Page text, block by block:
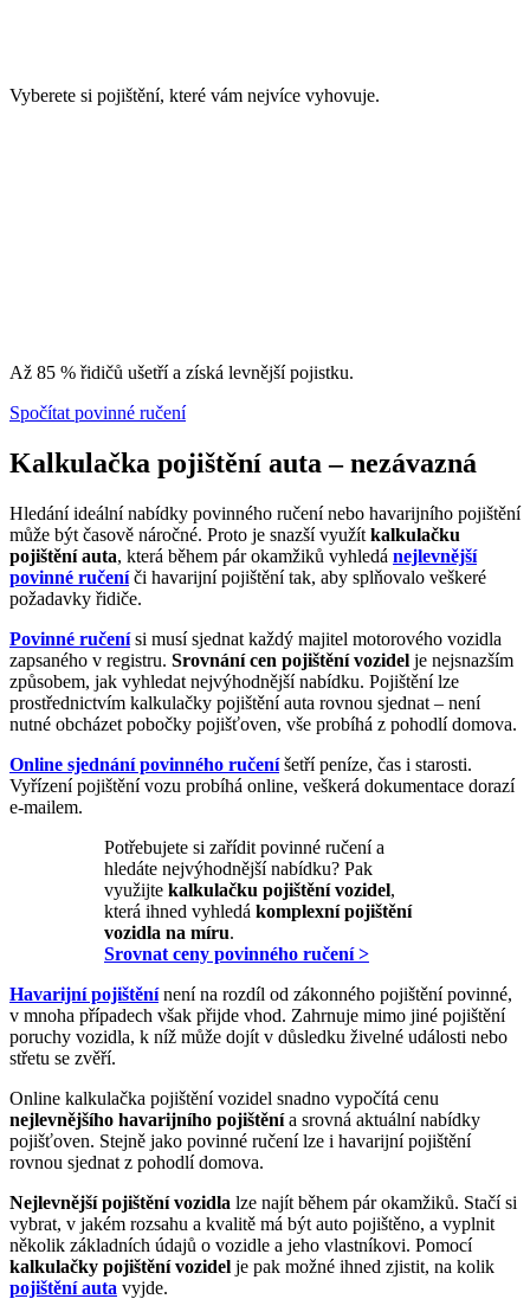
Vyberete si pojištění, které vám nejvíce vyhovuje.
Až 85 % řidičů ušetří a získá levnější pojistku.
Spočítat povinné ručení
Kalkulačka pojištění auta – nezávazná
Hledání ideální nabídky povinného ručení nebo havarijního pojištění
může být časově náročné. Proto je snazší využít kalkulačku
pojištění auta, která během pár okamžiků vyhledá nejlevnější
povinné ručeníči havarijní pojištění tak, aby splňovalo veškeré
požadavky řidiče.
Povinné ručenísi musí sjednat každý majitel motorového vozidla
zapsaného v registru. Srovnání cen pojištění vozidel je nejsnazším
způsobem, jak vyhledat nejvýhodnější nabídku. Pojištění lze
prostřednictvím kalkulačky pojištění auta rovnou sjednat – není
nutné obcházet pobočky pojišťoven, vše probíhá z pohodlí domova.
Online sjednání povinného ručeníšetří peníze, čas i starosti.
Vyřízení pojištění vozu probíhá online, veškerá dokumentace dorazí
e-mailem.
Potřebujete si zařídit povinné ručení a
hledáte nejvýhodnější nabídku? Pak
využijte kalkulačku pojištění vozidel,
která ihned vyhledá komplexní pojištění
vozidla na míru.
Srovnat ceny povinného ručení >
Havarijní pojištěnínení na rozdíl od zákonného pojištění povinné,
v mnoha případech však přijde vhod. Zahrnuje mimo jiné pojištění
poruchy vozidla, k níž může dojít v důsledku živelné události nebo
střetu se zvěří.
Online kalkulačka pojištění vozidel snadno vypočítá cenu
nejlevnějšího havarijního pojištěnía srovná aktuální nabídky
pojišťoven. Stejně jako povinné ručení lze i havarijní pojištění
rovnou sjednat z pohodlí domova.
Nejlevnější pojištění vozidla lze najít během pár okamžiků. Stačí si
vybrat, v jakém rozsahu a kvalitě má být auto pojištěno, a vyplnit
několik základních údajů o vozidle a jeho vlastníkovi. Pomocí
kalkulačky pojištění vozidel je pak možné ihned zjistit, na kolik
pojištění auta vyjde.